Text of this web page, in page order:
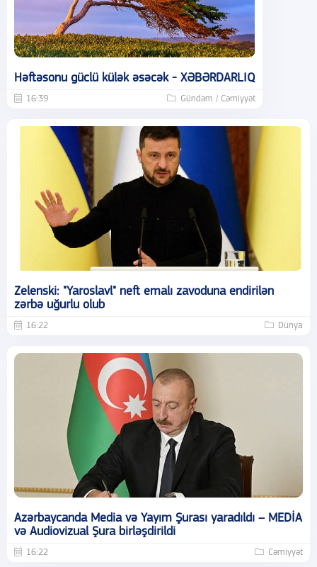
Həftəsonu güclü külək əsəcək - XƏBƏRDARLIQ
16:39 Gündəm / Cəmiyyət
Zelenski: "Yaroslavl" neft emalı zavoduna endirilən
zərbə uğurlu olub
16:22 Dünya
Azərbaycanda Media və Yayım Şurası yaradıldı – MEDİA
və Audiovizual Şura birləşdirildi
16:22 Cəmiyyət